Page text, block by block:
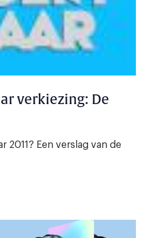
verkiezing: De
2011? Een verslag van de